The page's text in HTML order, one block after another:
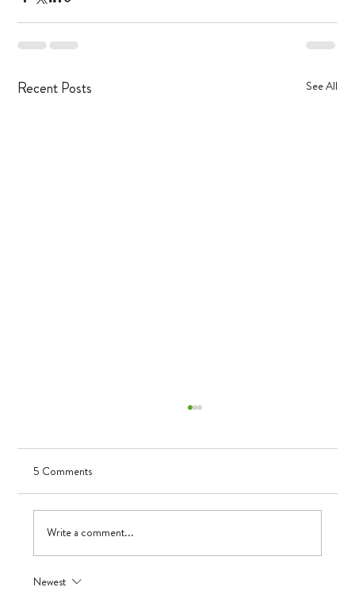
Recent Posts See All
Visualizing Growth
5 Comments
Write a comment...
Newest